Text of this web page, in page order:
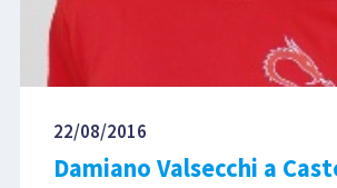
22/08/2016
Damiano Valsecchi a